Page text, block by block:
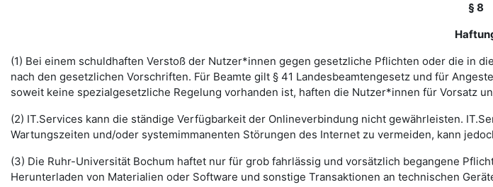
§ 8
(1) Bei einem schuldhaften Verstoß der Nutzer*innen gegen gesetzliche Pflichten oder die in
nach den gesetzlichen Vorschriften. Für Beamte gilt § 41 Landesbeamtengesetz und für
soweit keine spezialgesetzliche Regelung vorhanden ist, haften die Nutzer*innen für Vorsatz
(2) IT.Services kann die ständige Verfügbarkeit der Onlineverbindung nicht gewährleisten.
Wartungszeiten und/oder systemimmanenten Störungen des Internet zu vermeiden, kann
(3) Die Ruhr-Universität Bochum haftet nur für grob fahrlässig und vorsätzlich begangene
Herunterladen von Materialien oder Software und sonstige Transaktionen an technischen